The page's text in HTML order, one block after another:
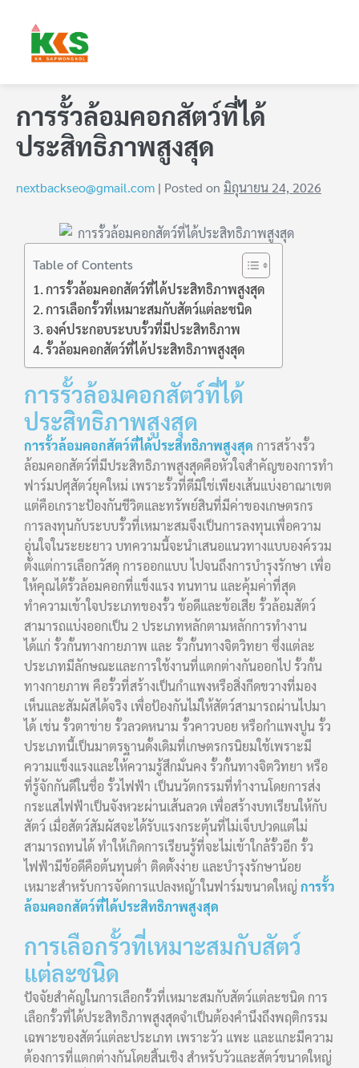
การรั้วล้อมคอกสัตว์ที่ได้
ประสิทธิภาพสูงสุด
nextbackseo@gmail.com | Posted on มิถุนายน 24, 2026
Table of Contents
การรั้วล้อมคอกสัตว์ที่ได้ประสิทธิภาพสูงสุด
การเลือกรั้วที่เหมาะสมกับสัตว์แต่ละชนิด
องค์ประกอบระบบรั้วที่มีประสิทธิภาพ
รั้วล้อมคอกสัตว์ที่ได้ประสิทธิภาพสูงสุด
การรั้วล้อมคอกสัตว์ที่ได้
ประสิทธิภาพสูงสุด
การรั้วล้อมคอกสัตว์ที่ได้ประสิทธิภาพสูงสุด การสร้างรั้ว
ล้อมคอกสัตว์ที่มีประสิทธิภาพสูงสุดคือหัวใจสำคัญของการทำ
ฟาร์มปศุสัตว์ยุคใหม่ เพราะรั้วที่ดีมิใช่เพียงเส้นแบ่งอาณาเขต
แต่คือเกราะป้องกันชีวิตและทรัพย์สินที่มีค่าของเกษตรกร
การลงทุนกับระบบรั้วที่เหมาะสมจึงเป็นการลงทุนเพื่อความ
อุ่นใจในระยะยาว บทความนี้จะนำเสนอแนวทางแบบองค์รวม
ตั้งแต่การเลือกวัสดุ การออกแบบ ไปจนถึงการบำรุงรักษา เพื่อ
ให้คุณได้รั้วล้อมคอกที่แข็งแรง ทนทาน และคุ้มค่าที่สุด
ทำความเข้าใจประเภทของรั้ว ข้อดีและข้อเสีย รั้วล้อมสัตว์
สามารถแบ่งออกเป็น 2 ประเภทหลักตามหลักการทำงาน
ได้แก่ รั้วกั้นทางกายภาพ และ รั้วกั้นทางจิตวิทยา ซึ่งแต่ละ
ประเภทมีลักษณะและการใช้งานที่แตกต่างกันออกไป รั้วกั้น
ทางกายภาพ คือรั้วที่สร้างเป็นกำแพงหรือสิ่งกีดขวางที่มอง
เห็นและสัมผัสได้จริง เพื่อป้องกันไม่ให้สัตว์สามารถผ่านไปมา
ได้ เช่น รั้วตาข่าย รั้วลวดหนาม รั้วคาวบอย หรือกำแพงปูน รั้ว
ประเภทนี้เป็นมาตรฐานดั้งเดิมที่เกษตรกรนิยมใช้เพราะมี
ความแข็งแรงและให้ความรู้สึกมั่นคง รั้วกั้นทางจิตวิทยา หรือ
ที่รู้จักกันดีในชื่อ รั้วไฟฟ้า เป็นนวัตกรรมที่ทำงานโดยการส่ง
กระแสไฟฟ้าเป็นจังหวะผ่านเส้นลวด เพื่อสร้างบทเรียนให้กับ
สัตว์ เมื่อสัตว์สัมผัสจะได้รับแรงกระตุ้นที่ไม่เจ็บปวดแต่ไม่
สามารถทนได้ ทำให้เกิดการเรียนรู้ที่จะไม่เข้าใกล้รั้วอีก รั้ว
ไฟฟ้ามีข้อดีคือต้นทุนต่ำ ติดตั้งง่าย และบำรุงรักษาน้อย
เหมาะสำหรับการจัดการแปลงหญ้าในฟาร์มขนาดใหญ่ การรั้ว
ล้อมคอกสัตว์ที่ได้ประสิทธิภาพสูงสุด
การเลือกรั้วที่เหมาะสมกับสัตว์
แต่ละชนิด
ปัจจัยสำคัญในการเลือกรั้วที่เหมาะสมกับสัตว์แต่ละชนิด การ
เลือกรั้วที่ได้ประสิทธิภาพสูงสุดจำเป็นต้องคำนึงถึงพฤติกรรม
เฉพาะของสัตว์แต่ละประเภท เพราะวัว แพะ และแกะมีความ
ต้องการที่แตกต่างกันโดยสิ้นเชิง สำหรับวัวและสัตว์ขนาดใหญ่